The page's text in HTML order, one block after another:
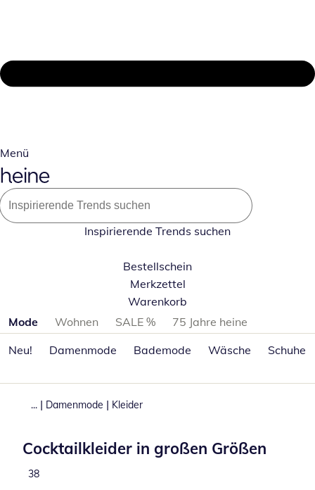
Menü
Inspirierende Trends suchen
Bestellschein
Merkzettel
Warenkorb
Produktkategorien überspringen
Mode Wohnen SALE %
75 Jahre heine
Neu!
Damenmode Bademode Wäsche Schuhe
... | Damenmode | Kleider
Cocktailkleider in großen Größen
Produkte
38